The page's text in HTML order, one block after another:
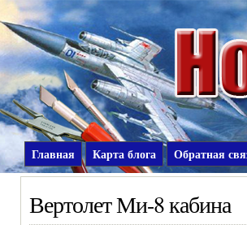
Главная Карта блога Обратная
Вертолет Ми-8 кабина